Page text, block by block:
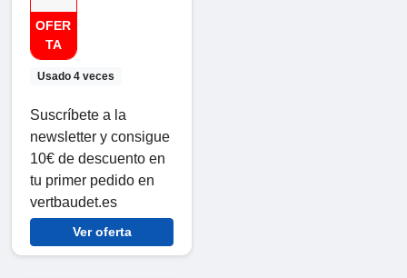
OFER
TA
Usado 4 veces
Suscríbete a la
newsletter y consigue
10€ de descuento en
tu primer pedido en
vertbaudet.es
Ver oferta